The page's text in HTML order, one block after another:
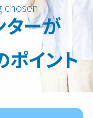
ーが
ポイント